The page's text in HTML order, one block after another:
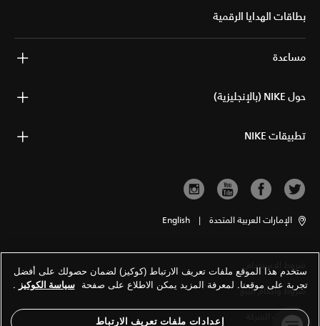
بطاقات الهدايا الرقمية
مساعدة
حول NIKE (بالإنجليزية)
تطبيقات NIKE
الإمارات العربية المتحدة |
English
شروط الاستخدام
شروط وأحكام البيع
معلومات الشركة
ستخدم هذا الموقع ملفات تعريف الارتباط (كوكيز) لضمان حصولك على أفضل
تجربة على موقعنا. لمعرفة المزيد يمكن الاطلاع على صفحة سياسة الكوكيز .
إعدادات ملفات تعريف الارتباط